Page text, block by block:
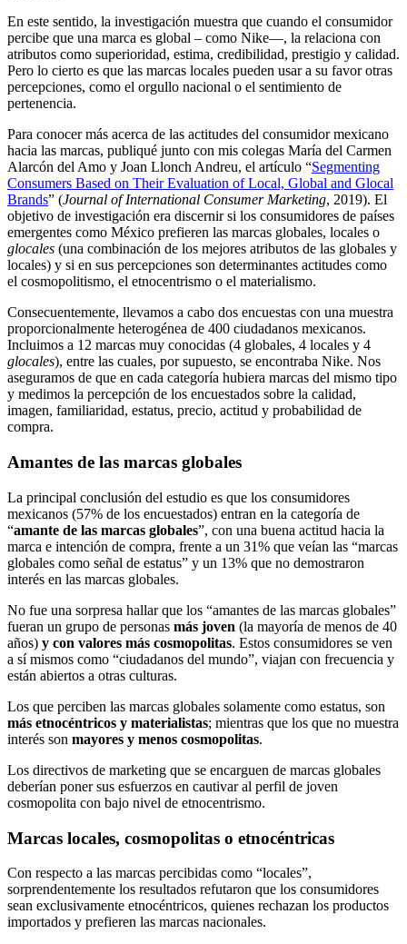
En este sentido, la investigación muestra que cuando el consumidor
percibe que una marca es global – como Nike—, la relaciona con
atributos como superioridad, estima, credibilidad, prestigio y calidad.
Pero lo cierto es que las marcas locales pueden usar a su favor otras
percepciones, como el orgullo nacional o el sentimiento de
pertenencia.
Para conocer más acerca de las actitudes del consumidor mexicano
hacia las marcas, publiqué junto con mis colegas María del Carmen
Alarcón del Amo y Joan Llonch Andreu, el artículo “Segmenting
Consumers Based on Their Evaluation of Local, Global and Glocal
Brands” (Journal of International Consumer Marketing, 2019). El
objetivo de investigación era discernir si los consumidores de países
emergentes como México prefieren las marcas globales, locales o
glocales (una combinación de los mejores atributos de las globales y
locales) y si en sus percepciones son determinantes actitudes como
el cosmopolitismo, el etnocentrismo o el materialismo.
Consecuentemente, llevamos a cabo dos encuestas con una muestra
proporcionalmente heterogénea de 400 ciudadanos mexicanos.
Incluimos a 12 marcas muy conocidas (4 globales, 4 locales y 4
glocales), entre las cuales, por supuesto, se encontraba Nike. Nos
aseguramos de que en cada categoría hubiera marcas del mismo tipo
y medimos la percepción de los encuestados sobre la calidad,
imagen, familiaridad, estatus, precio, actitud y probabilidad de
compra.
Amantes de las marcas globales
La principal conclusión del estudio es que los consumidores
mexicanos (57% de los encuestados) entran en la categoría de
“amante de las marcas globales”, con una buena actitud hacia la
marca e intención de compra, frente a un 31% que veían las “marcas
globales como señal de estatus” y un 13% que no demostraron
interés en las marcas globales.
No fue una sorpresa hallar que los “amantes de las marcas globales”
fueran un grupo de personas más joven (la mayoría de menos de 40
años) y con valores más cosmopolitas. Estos consumidores se ven
a sí mismos como “ciudadanos del mundo”, viajan con frecuencia y
están abiertos a otras culturas.
Los que perciben las marcas globales solamente como estatus, son
más etnocéntricos y materialistas; mientras que los que no muestra
interés son mayores y menos cosmopolitas.
Los directivos de marketing que se encarguen de marcas globales
deberían poner sus esfuerzos en cautivar al perfil de joven
cosmopolita con bajo nivel de etnocentrismo.
Marcas locales, cosmopolitas o etnocéntricas
Con respecto a las marcas percibidas como “locales”,
sorprendentemente los resultados refutaron que los consumidores
sean exclusivamente etnocéntricos, quienes rechazan los productos
importados y prefieren las marcas nacionales.